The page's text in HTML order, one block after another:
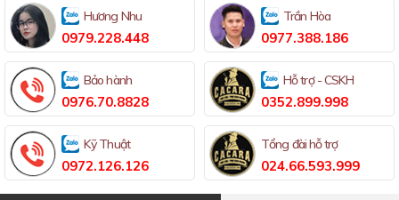
Hương Nhu
0979.228.448
Trần Hòa
0977.388.186
Bảo hành
0976.70.8828
Hỗ trợ - CSKH
0352.899.998
Kỹ Thuật
0972.126.126
Tổng đài hỗ trợ
024.66.593.999